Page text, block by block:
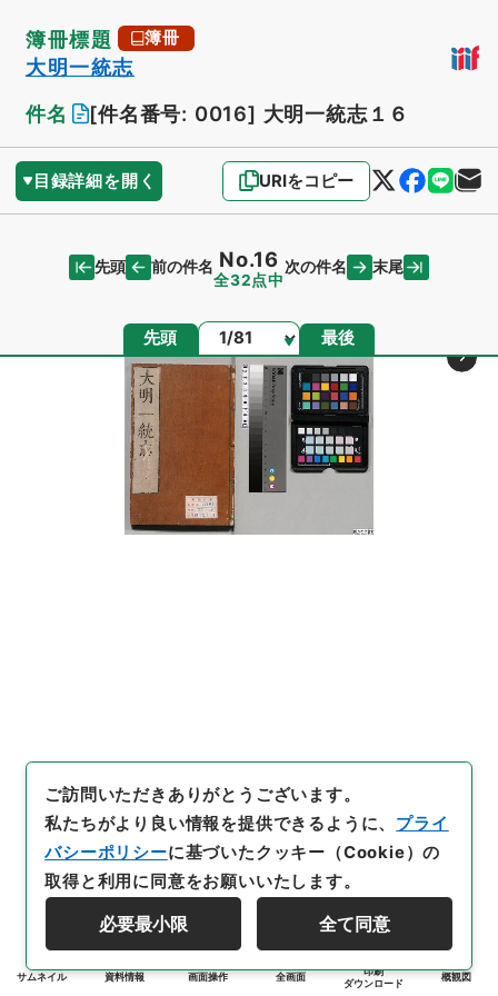
簿冊標題 簿冊
大明一統志
件名
[件名番号: 0016] 大明一統志１６
目録詳細を開く URIをコピー
先頭 前の件名 No.16
全32点中
次の件名 末尾
先頭 ページ 最後
サムネイル 資料情報 画面操作 全画面
印刷
ダウンロード
概観図
ご訪問いただきありがとうございます。
私たちがより良い情報を提供できるように、 プライ
バシーポリシーに基づいたクッキー（Cookie）の
取得と利用に同意をお願いいたします。
必要最小限 全て同意